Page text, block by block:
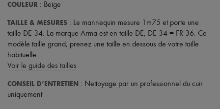
COULEUR : Beige
TAILLE & MESURES : Le mannequin mesure 1m75 et porte une
taille DE 34. La marque Arma est en taille DE, DE 34 = FR 36. Ce
modèle taille grand, prenez une taille en dessous de votre taille
habituelle.
Voir le guide des tailles
CONSEIL D’ENTRETIEN : Nettoyage par un professionnel du cuir
uniquement